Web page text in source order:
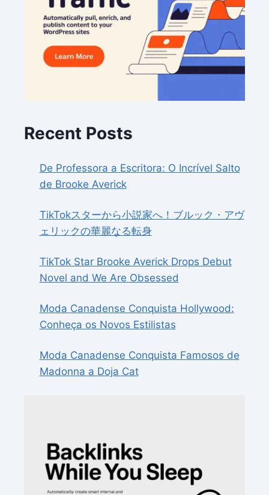
Recent Posts
De Professora a Escritora: O Incrível Salto
de Brooke Averick
TikTokスターから小説家へ！ブルック・アヴ
ェリックの華麗なる転身
TikTok Star Brooke Averick Drops Debut
Novel and We Are Obsessed
Moda Canadense Conquista Hollywood:
Conheça os Novos Estilistas
Moda Canadense Conquista Famosos de
Madonna a Doja Cat